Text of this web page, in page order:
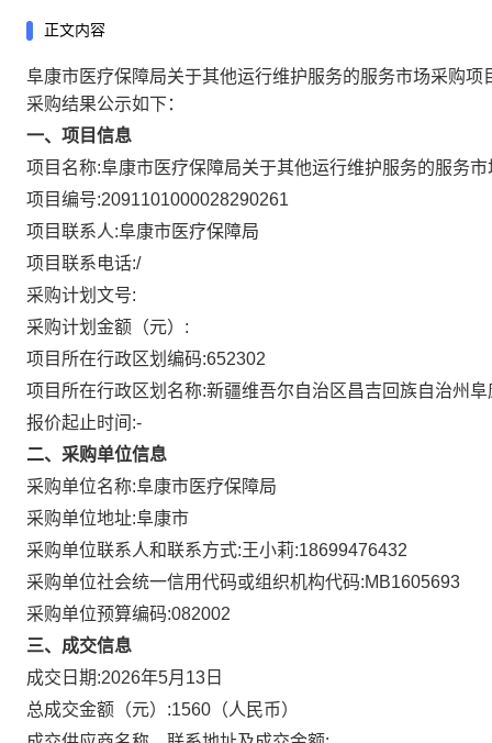
正文内容
阜康市医疗保障局关于其他运行维护服务的服务市场采购项
采购结果公示如下：
一、项目信息
项目名称:阜康市医疗保障局关于其他运行维护服务的服务
项目编号:2091101000028290261
项目联系人:阜康市医疗保障局
项目联系电话:/
采购计划文号:
采购计划金额（元）:
项目所在行政区划编码:652302
项目所在行政区划名称:新疆维吾尔自治区昌吉回族自治州阜
报价起止时间:-
二、采购单位信息
采购单位名称:阜康市医疗保障局
采购单位地址:阜康市
采购单位联系人和联系方式:王小莉:18699476432
采购单位社会统一信用代码或组织机构代码:MB1605693
采购单位预算编码:082002
三、成交信息
成交日期:2026年5月13日
总成交金额（元）:1560 （人民币）